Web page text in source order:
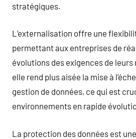
stratégiques.
L’externalisation offre une
permettant aux entreprises de
évolutions des exigences de leurs
elle rend plus aisée la mise à
gestion de données, ce qui est
environnements en rapide
La protection des données est